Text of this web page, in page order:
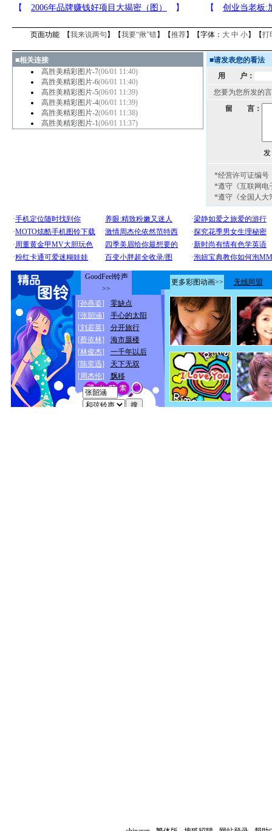
页面功能 【我来说两句 】【我要“揪”错】【推荐】【字体： 大 中 小】【打
■相关连接
高胜美精彩图片-7(06/01 11:40)
高胜美精彩图片-6(06/01 11:40)
高胜美精彩图片-5(06/01 11:39)
高胜美精彩图片-4(06/01 11:39)
高胜美精彩图片-2(06/01 11:38)
高胜美精彩图片-1(06/01 11:37)
■请发表您的看法
用 户：
您要为您所发的
留 言：
*经营许可证编号
*遵守《互联网电
*遵守《全国人大